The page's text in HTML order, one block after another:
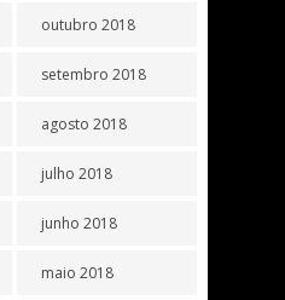
outubro 2018
setembro 2018
agosto 2018
julho 2018
junho 2018
maio 2018